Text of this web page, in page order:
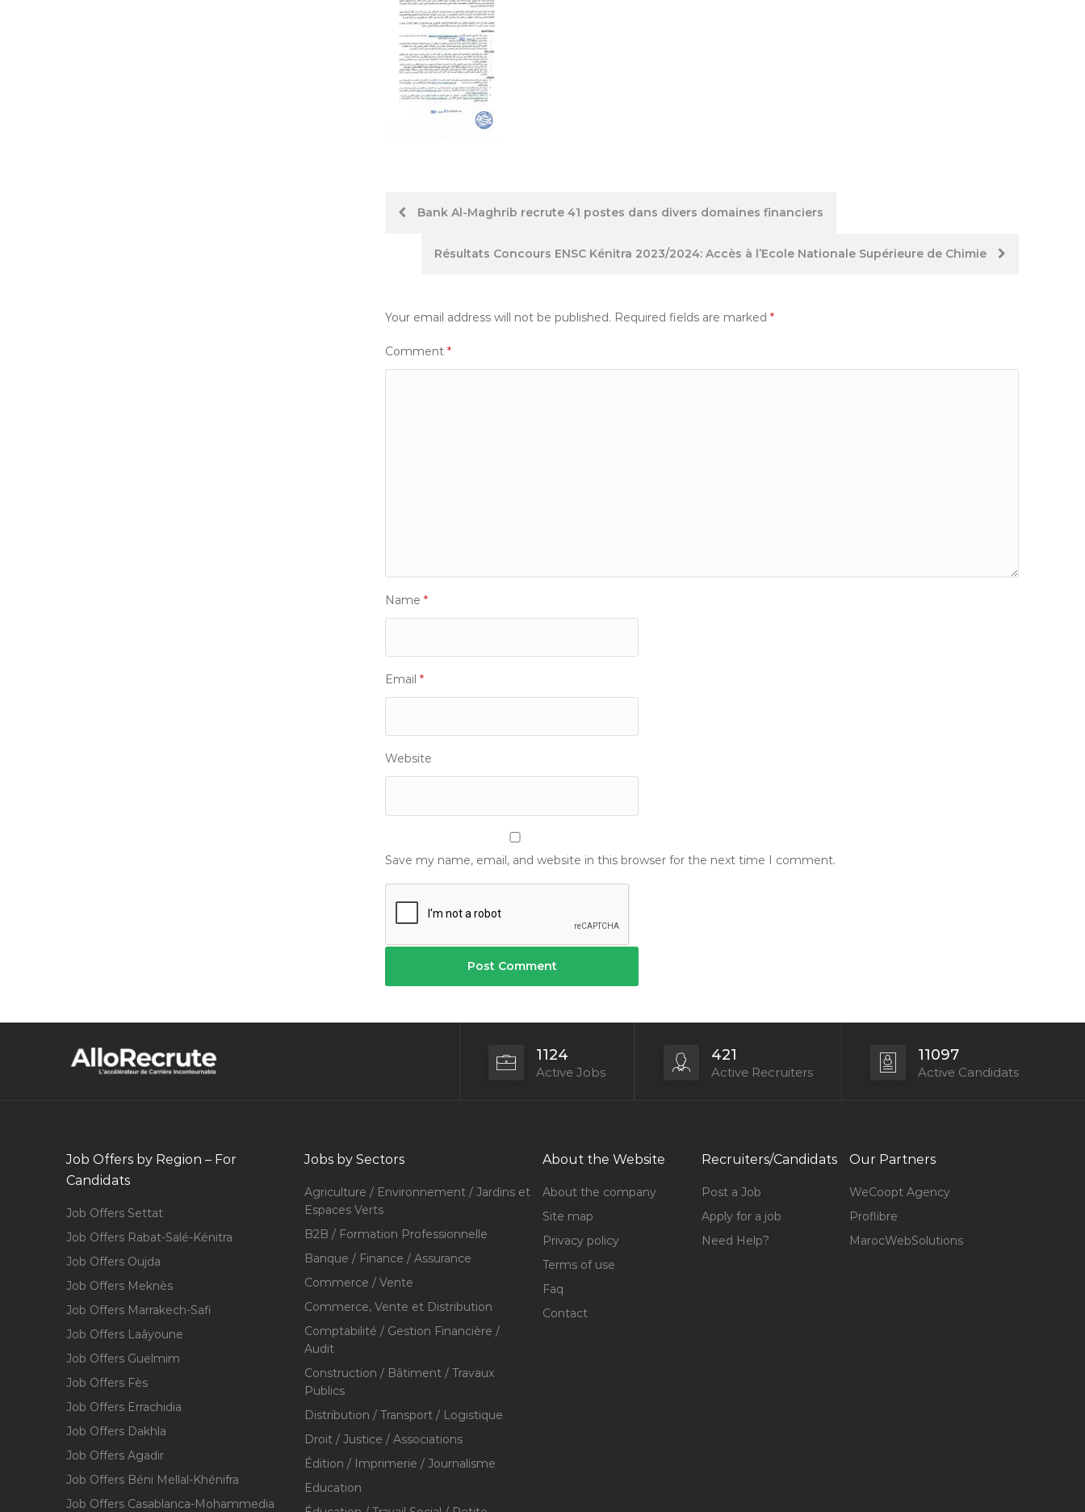
Post
navigation
Bank Al-Maghrib recrute 41 postes dans divers domaines financiers
Résultats Concours ENSC Kénitra 2023/2024: Accès à l’Ecole Nationale Supérieure de Chimie
Your email address will not be published. Required fields are marked *
Comment *
Name *
Email *
Website
Save my name, email, and website in this browser for the next time I comment.
1124
Active Jobs
421
Active Recruiters
11097
Active Candidats
Job Offers by Region – For
Candidats
Job Offers Settat
Job Offers Rabat-Salé-Kénitra
Job Offers Oujda
Job Offers Meknès
Job Offers Marrakech-Safi
Job Offers Laâyoune
Job Offers Guelmim
Job Offers Fès
Job Offers Errachidia
Job Offers Dakhla
Job Offers Agadir
Job Offers Béni Mellal-Khénifra
Job Offers Casablanca-Mohammedia
Jobs by Sectors
Agriculture / Environnement / Jardins et
Espaces Verts
B2B / Formation Professionnelle
Banque / Finance / Assurance
Commerce / Vente
Commerce, Vente et Distribution
Comptabilité / Gestion Financière /
Audit
Construction / Bâtiment / Travaux
Publics
Distribution / Transport / Logistique
Droit / Justice / Associations
Édition / Imprimerie / Journalisme
Education
About the Website
About the company
Site map
Privacy policy
Terms of use
Faq
Contact
Recruiters/Candidats
Post a Job
Apply for a job
Need Help?
Our Partners
WeCoopt Agency
Proflibre
MarocWebSolutions